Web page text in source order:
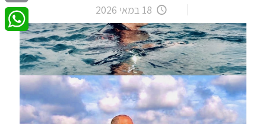
18 במאי 2026 Email